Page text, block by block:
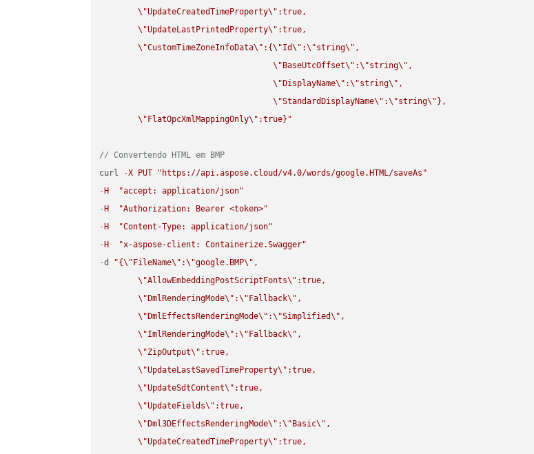
\"UpdateCreatedTimeProperty\" :true,
\"UpdateLastPrintedProperty\" :true,
\"CustomTimeZoneInfoData\" :{\"Id\" :\"string\" ,
\" BaseUtcOffset\" :\"string\" ,
\" DisplayName\" :\"string\" ,
\"StandardDisplayName\" :\"string\" },
\" FlatOpcXmlMappingOnly\" :true}"
// Convertendo HTML em BMP
curl
-X PUT
"https://api.aspose.cloud/v4.0/words/google.HTML/saveAs"
- H
"accept: application/json"
- H
"Authorization: Bearer <token>"
- H
"Content-Type: application/json"
- H
"x-aspose-client: Containerize.Swagger"
-d "{\" FileName\" :\"google.BMP\" ,
\"AllowEmbeddingPostScriptFonts\" :true,
\" DmlRenderingMode\" :\" Fallback\" ,
\" DmlEffectsRenderingMode\" :\"Simplified\" ,
\"ImlRenderingMode\" :\" Fallback\" ,
\"ZipOutput\" :true,
\"UpdateLastSavedTimeProperty\" :true,
\"UpdateSdtContent\" :true,
\"UpdateFields\" :true,
\" Dml3DEffectsRenderingMode\" :\" Basic\" ,
\"UpdateCreatedTimeProperty\" :true,